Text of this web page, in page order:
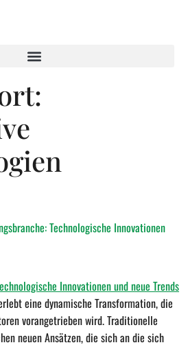
Technologische Innovationen
eine dynamische Transformation, die
vorangetrieben wird. Traditionelle
neuen Ansätzen, die sich an die sich